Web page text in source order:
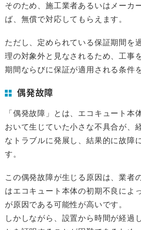
そのため、施工業者あるいはメーカ
ば、無償で対応してもらえます。
ただし、定められている保証期間を
理の対象外と見なされるため、工事
期間ならびに保証が適用される条件
偶発故障
「偶発故障」とは、エコキュート本
おいて生じていた小さな不具合が、
なトラブルに発展し、結果的に故障
す。
この偶発故障が生じる原因は、業者
はエコキュート本体の初期不良によ
が原因である可能性が高いです。
しかしながら、設置から時間が経過